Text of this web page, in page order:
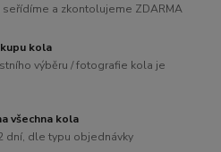
a zkontolujeme ZDARMA
kola
výběru / fotografie kola je
všechna kola
dní, dle typu objednávky